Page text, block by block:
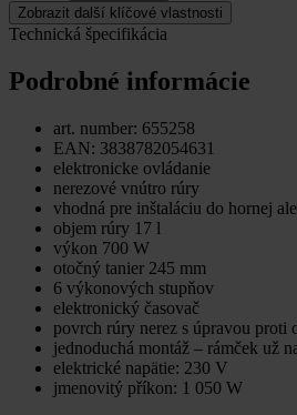
Zobrazit další klíčové vlastnosti
Technická špecifikácia
Podrobné informácie
art. number: 655258
EAN: 3838782054631
elektronicke ovládanie
nerezové vnútro rúry
vhodná pre inštaláciu do hornej
objem rúry 17 l
výkon 700 W
otočný tanier 245 mm
6 výkonových stupňov
elektronický časovač
povrch rúry nerez s úpravou proti
jednoduchá montáž – rámček už
elektrické napätie: 230 V
jmenovitý příkon: 1 050 W